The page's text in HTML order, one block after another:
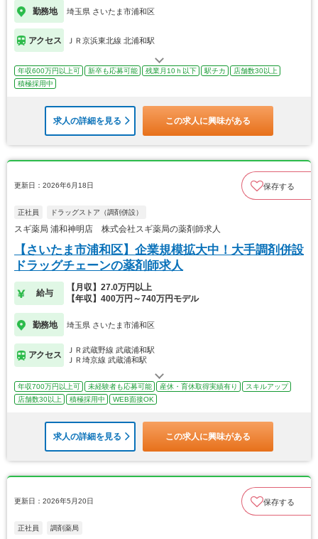
勤務地 埼玉県 さいたま市浦和区
アクセス ＪＲ京浜東北線 北浦和駅
年収600万円以上可 新卒も応募可能 残業月10ｈ以下 駅チカ
店舗数30以上
積極採用中
求人の詳細を見る この求人に興味がある
更新日：2026年6月18日 保存する
正社員 ドラッグストア（調剤併設）
スギ薬局 浦和神明店 株式会社スギ薬局の薬剤師求人
【さいたま市浦和区】企業規模拡大中！大手調剤併設
ドラッグチェーンの薬剤師求人
給与
【月収】27.0万円以上
【年収】400万円～740万円モデル
勤務地 埼玉県 さいたま市浦和区
アクセス
ＪＲ武蔵野線 武蔵浦和駅
ＪＲ埼京線 武蔵浦和駅
年収700万円以上可 未経験者も応募可能 産休・育休取得実績有り
スキルアップ
店舗数30以上
積極採用中 WEB面接OK
求人の詳細を見る この求人に興味がある
更新日：2026年5月20日 保存する
正社員 調剤薬局